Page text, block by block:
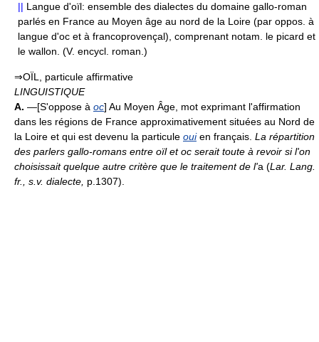
|| Langue d'oïl: ensemble des dialectes du domaine gallo-roman
parlés en France au Moyen âge au nord de la Loire (par oppos. à
langue d'oc et à francoprovençal), comprenant notam. le picard et
le wallon. (V. encycl. roman.)
⇒OÏL, particule affirmative
LINGUISTIQUE
A. —[S'oppose à oc] Au Moyen Âge, mot exprimant l'affirmation
dans les régions de France approximativement situées au Nord de
la Loire et qui est devenu la particule ouien français. La répartition
des parlers gallo-romans entre oïl et oc serait toute à revoir si l'on
choisissait quelque autre critère que le traitement de l'a (Lar. Lang.
fr., s.v. dialecte, p.1307).